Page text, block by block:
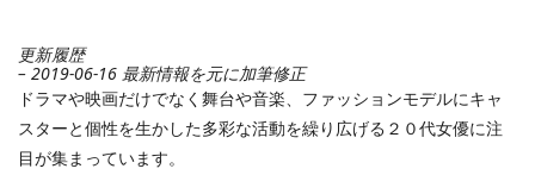
更新履歴
– 2019-06-16 最新情報を元に加筆修正
ドラマや映画だけでなく舞台や音楽、ファッションモデルにキャ
スターと個性を生かした多彩な活動を繰り広げる２０代女優に注
目が集まっています。